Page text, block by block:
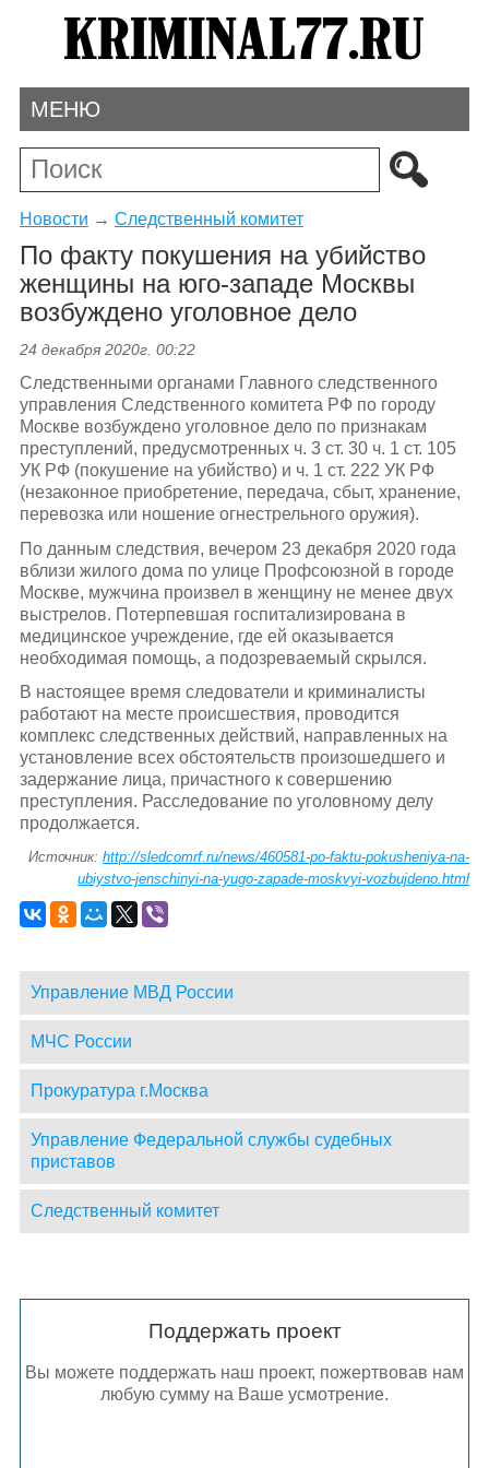
МЕНЮ
Новости → Следственный комитет
По факту покушения на убийство
женщины на юго-западе Москвы
возбуждено уголовное дело
24 декабря 2020г. 00:22
Следственными органами Главного следственного
управления Следственного комитета РФ по городу
Москве возбуждено уголовное дело по признакам
преступлений, предусмотренных ч. 3 ст. 30 ч. 1 ст. 105
УК РФ (покушение на убийство) и ч. 1 ст. 222 УК РФ
(незаконное приобретение, передача, сбыт, хранение,
перевозка или ношение огнестрельного оружия).
По данным следствия, вечером 23 декабря 2020 года
вблизи жилого дома по улице Профсоюзной в городе
Москве, мужчина произвел в женщину не менее двух
выстрелов. Потерпевшая госпитализирована в
медицинское учреждение, где ей оказывается
необходимая помощь, а подозреваемый скрылся.
В настоящее время следователи и криминалисты
работают на месте происшествия, проводится
комплекс следственных действий, направленных на
установление всех обстоятельств произошедшего и
задержание лица, причастного к совершению
преступления. Расследование по уголовному делу
продолжается.
Источник:http://sledcomrf.ru/news/460581-po-faktu-pokusheniya-na-
ubiystvo-jenschinyi-na-yugo-zapade-moskvyi-vozbujdeno.html
Управление МВД России
МЧС России
Прокуратура г.Москва
Управление Федеральной службы судебных
приставов
Следственный комитет
Поддержать проект
Вы можете поддержать наш проект, пожертвовав нам
любую сумму на Ваше усмотрение.